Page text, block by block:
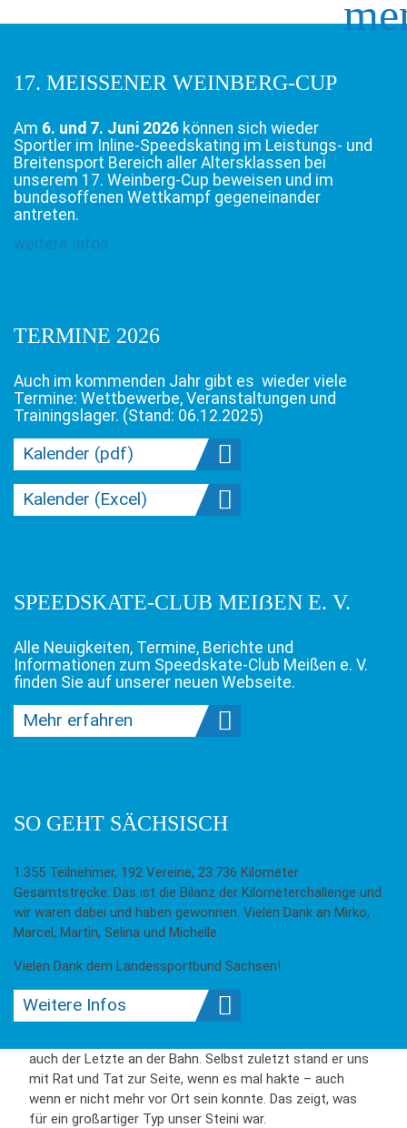
17. MEISSENER WEINBERG-CUP
Am 6. und 7. Juni 2026 können sich wieder
Sportler im Inline-Speedskating im Leistungs- und
Breitensport Bereich aller Altersklassen bei
unserem 17. Weinberg-Cup beweisen und im
bundesoffenen Wettkampf gegeneinander
antreten.
weitere Infos
TERMINE 2026
Auch im kommenden Jahr gibt es wieder viele
Termine: Wettbewerbe, Veranstaltungen und
Trainingslager. (Stand: 06.12.2025)
Kalender (pdf)
Kalender (Excel)
SPEEDSKATE-CLUB MEIẞEN E. V.
Alle Neuigkeiten, Termine, Berichte und
Informationen zum Speedskate-Club Meißen e. V.
finden Sie auf unserer neuen Webseite.
Mehr erfahren
SO GEHT SÄCHSISCH
1.355 Teilnehmer, 192 Vereine, 23.736 Kilometer
Gesamtstrecke: Das ist die Bilanz der Kilometerchallenge und
wir waren dabei und haben gewonnen. Vielen Dank an Mirko,
Marcel, Martin, Selina und Michelle
Vielen Dank dem Landessportbund Sachsen!
Weitere Infos
DER SPEEDSKATE-CLUB MEISSEN T
RAUERT UM SEIN L
ANGJÄHRIGES MITGLIED M
ICHAEL „STEINI“ STEIN.
Kampf nach schwerer Krankheit verloren.
langjährigen Einsatz als Kampfrichter und „Mr.
Zeitmessung“ entscheidend geprägt. Früher noch selber
als Rollschnellläufer aktiv, kümmerte er sich in den letzten
Jahr(zehnt)en um die korrekte und fehlerfreie
Auswertung von Rennen. Steini's Erfahrung und sein
scharfes Auge waren auf der Ziellinie nicht wegzudenken.
Mit unermüdlichem Einsatz und großem KnowHow
begleitete er jede Menge Wettkämpfe auf nationaler und
auch der Letzte an der Bahn. Selbst zuletzt stand er uns
mit Rat und Tat zur Seite, wenn es mal hakte – auch
wenn er nicht mehr vor Ort sein konnte. Das zeigt, was
für ein großartiger Typ unser Steini war.